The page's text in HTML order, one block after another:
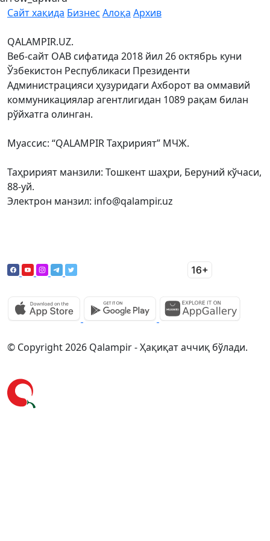
Сайт хақида Бизнес Алоқа Архив
QALAMPIR.UZ.
Веб-сайт ОАВ сифатида 2018 йил 26 октябрь куни
Ўзбекистон Республикаси Президенти
Администрацияси ҳузуридаги Ахборот ва оммавий
коммуникациялар агентлигидан 1089 рақам билан
рўйхатга олинган.
Муассис: “QALAMPIR Таҳририят” МЧЖ.
Таҳририят манзили: Тошкент шаҳри, Беруний кўчаси,
88-уй.
Электрон манзил: info@qalampir.uz
© Copyright 2026 Qalampir - Ҳақиқат аччиқ бўлади.